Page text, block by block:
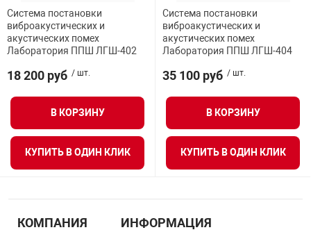
Система постановки
виброакустических и
акустических помех
Лаборатория ППШ ЛГШ-402
18 200 руб / шт.
В КОРЗИНУ
КУПИТЬ В ОДИН КЛИК
Система постановки
виброакустических и
акустических помех
Лаборатория ППШ ЛГШ-404
35 100 руб / шт.
В КОРЗИНУ
КУПИТЬ В ОДИН КЛИК
КОМПАНИЯ ИНФОРМАЦИЯ